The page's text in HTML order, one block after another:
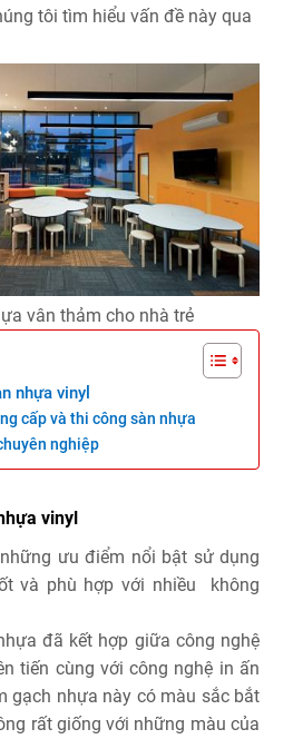
tôi tìm hiểu vấn đề này qua
vân thảm cho nhà trẻ
nhựa vinyl
cấp và thi công sàn nhựa
nghiệp
vinyl
ưu điểm nổi bật sử dụng
và phù hợp với nhiều không
đã kết hợp giữa công nghệ
tiến cùng với công nghệ in ấn
gạch nhựa này có màu sắc bắt
rất giống với những màu của